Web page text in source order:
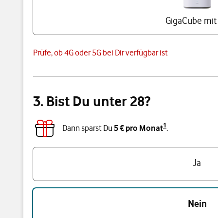
GigaCube mit
Prüfe, ob 4G oder 5G bei Dir verfügbar ist
3. Bist Du unter 28?
Dann sparst Du 5 € pro Monat1.
Ja
Nein